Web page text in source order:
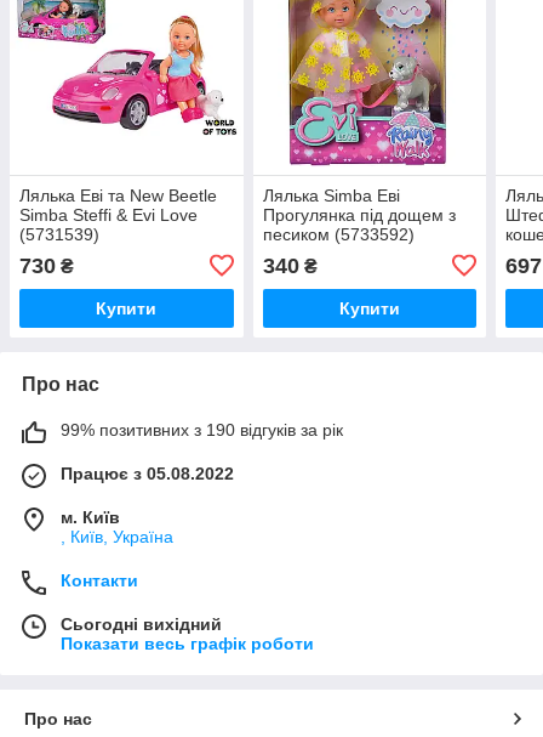
Лялька Еві та New Beetle
Simba Steffi & Evi Love
(5731539)
730 ₴
Купити
Лялька Simba Еві
Прогулянка під дощем з
песиком (5733592)
340₴
Купити
697
Про нас
99% позитивних з 190 відгуків за рік
Працює з 05.08.2022
м. Київ
, Київ, Україна
Контакти
Сьогодні вихідний
Показати весь графік роботи
Про нас